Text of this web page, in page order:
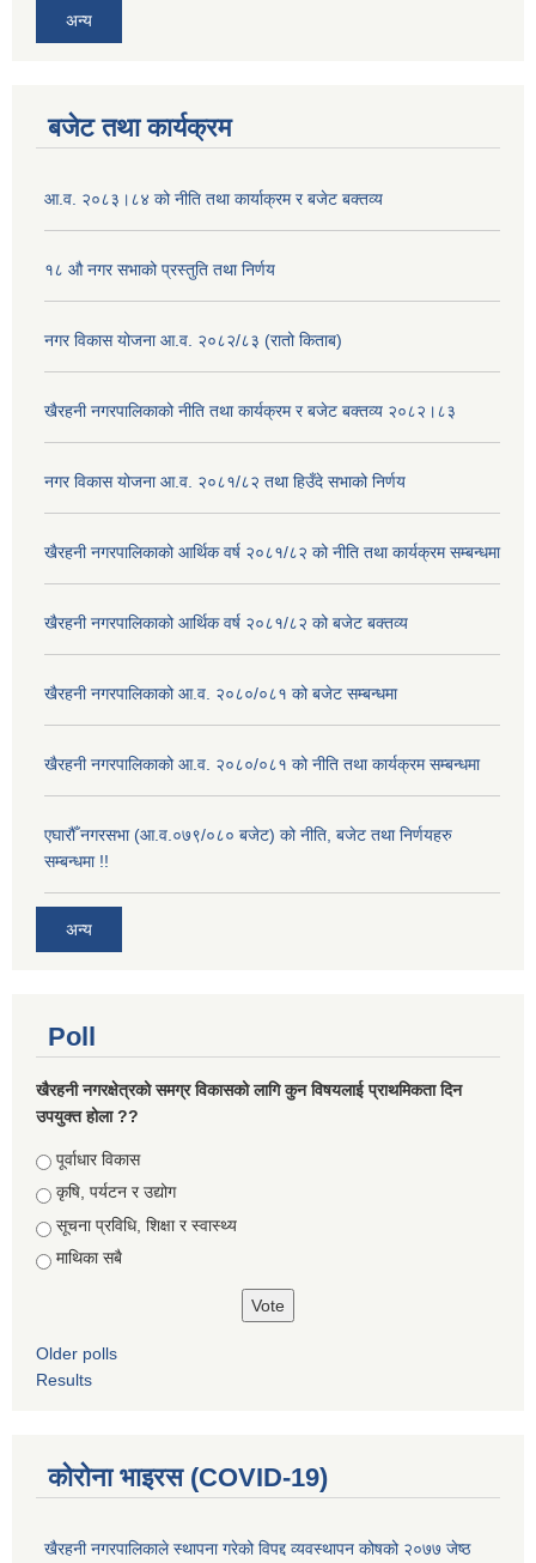
अन्य
बजेट तथा कार्यक्रम
आ.व. २०८३।८४ को नीति तथा कार्याक्रम र बजेट बक्तव्य
१८ औ नगर सभाको प्रस्तुति तथा निर्णय
नगर विकास योजना आ.व. २०८२/८३ (रातो किताब)
खैरहनी नगरपालिकाको नीति तथा कार्यक्रम र बजेट बक्तव्य २०८२।८३
नगर विकास योजना आ.व. २०८१/८२ तथा हिउँदे सभाको निर्णय
खैरहनी नगरपालिकाको आर्थिक वर्ष २०८१/८२ को नीति तथा कार्यक्रम सम्बन्धमा
खैरहनी नगरपालिकाको आर्थिक वर्ष २०८१/८२ को बजेट बक्तव्य
खैरहनी नगरपालिकाको आ.व. २०८०/०८१ को बजेट सम्बन्धमा
खैरहनी नगरपालिकाको आ.व. २०८०/०८१ को नीति तथा कार्यक्रम सम्बन्धमा
एघारौँ नगरसभा (आ.व.०७९/०८० बजेट) को नीति, बजेट तथा निर्णयहरु
सम्बन्धमा !!
अन्य
Poll
खैरहनी नगरक्षेत्रको समग्र विकासको लागि कुन विषयलाई प्राथमिकता दिन
उपयुक्त होला ??
Choices
पूर्वाधार विकास
कृषि, पर्यटन र उद्योग
सूचना प्रविधि, शिक्षा र स्वास्थ्य
माथिका सबै
Older polls
Results
कोरोना भाइरस (COVID-19)
खैरहनी नगरपालिकाले स्थापना गरेको विपद्द व्यवस्थापन कोषको २०७७ जेष्ठ